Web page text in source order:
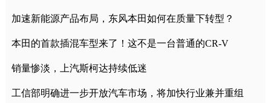
加速新能源产品布局，东风本田如何在质量下转型？
本田的首款插混车型来了！这不是一台普通的CR-V
销量惨淡，上汽斯柯达持续低迷
工信部明确进一步开放汽车市场，将加快行业兼并重组